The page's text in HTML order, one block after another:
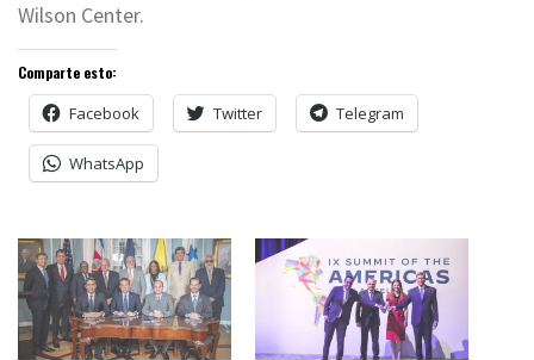
Wilson Center.
Comparte esto:
Facebook Twitter Telegram
WhatsApp